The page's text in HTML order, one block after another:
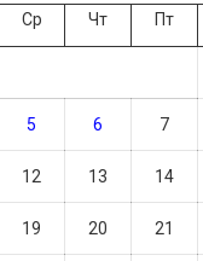
Ср Чт Пт
5 6 7
12 13 14
19 20 21